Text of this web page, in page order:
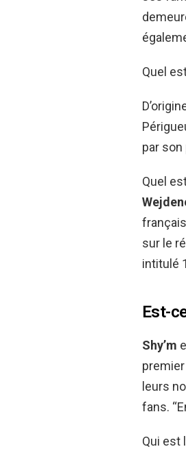
Quel
par son
Quel
sur le
intitulé
Est-
Shy’m
premier
leurs
fans.
Qui est